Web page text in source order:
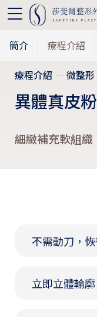
簡介 療程介紹
療程介紹 微整形
異體真皮粉
細緻補充軟組
不需動刀，
立即立體輪